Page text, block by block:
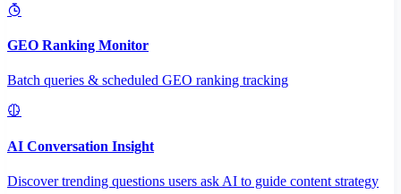
GEO Ranking Monitor
Batch queries & scheduled GEO ranking tracking
AI Conversation Insight
Discover trending questions users ask AI to guide content strategy